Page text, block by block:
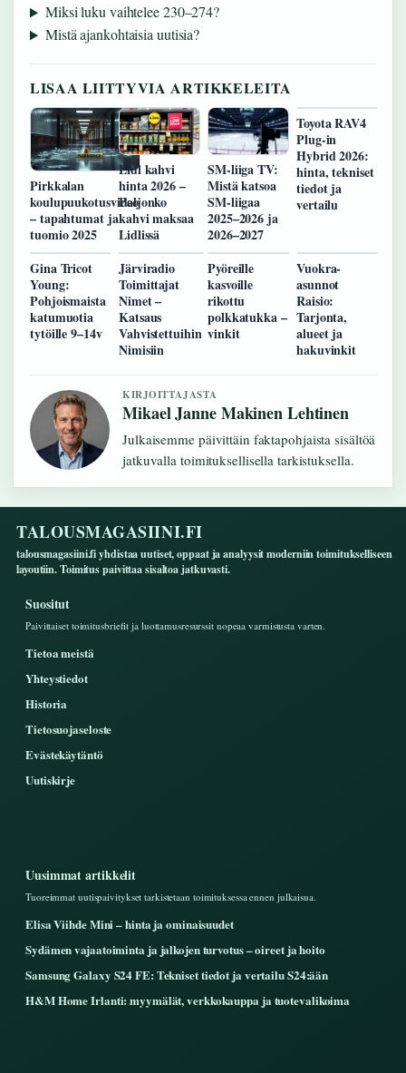
Miksi luku vaihtelee 230–274?
Mistä ajankohtaisia uutisia?
LISAA LIITTYVIA ARTIKKELEITA
Pirkkalan
koulupuukotusvideo
– tapahtumat ja
tuomio 2025
Lidl kahvi
hinta 2026 –
Paljonko
kahvi maksaa
Lidlissä
SM-liiga TV:
Mistä katsoa
SM-liigaa
2025–2026 ja
2026–2027
Toyota RAV4
Plug-in
Hybrid 2026:
hinta, tekniset
tiedot ja
vertailu
Gina Tricot
Young:
Pohjoismaista
katumuotia
tytöille 9–14v
Järviradio
Toimittajat
Nimet –
Katsaus
Vahvistettuihin
Nimisiin
Pyöreille
kasvoille
rikottu
polkkatukka –
vinkit
Vuokra-
asunnot
Raisio:
Tarjonta,
alueet ja
hakuvinkit
KIRJOITTAJASTA
Mikael Janne Makinen Lehtinen
Julkaisemme päivittäin faktapohjaista sisältöä
jatkuvalla toimituksellisella tarkistuksella.
TALOUSMAGASIINI.FI
talousmagasiini.fi yhdistaa uutiset, oppaat ja analyysit moderniin toimitukselliseen
layoutiin. Toimitus paivittaa sisaltoa jatkuvasti.
Suositut
Paivittaiset toimitusbriefit ja luottamusresurssit nopeaa varmistusta varten.
Tietoa meistä
Yhteystiedot
Historia
Tietosuojaseloste
Evästekäytäntö
Uutiskirje
Uusimmat artikkelit
Tuoreimmat uutispaivitykset tarkistetaan toimituksessa ennen julkaisua.
Elisa Viihde Mini – hinta ja ominaisuudet
Sydämen vajaatoiminta ja jalkojen turvotus – oireet ja hoito
Samsung Galaxy S24 FE: Tekniset tiedot ja vertailu S24:ään
H&M Home Irlanti: myymälät, verkkokauppa ja tuotevalikoima